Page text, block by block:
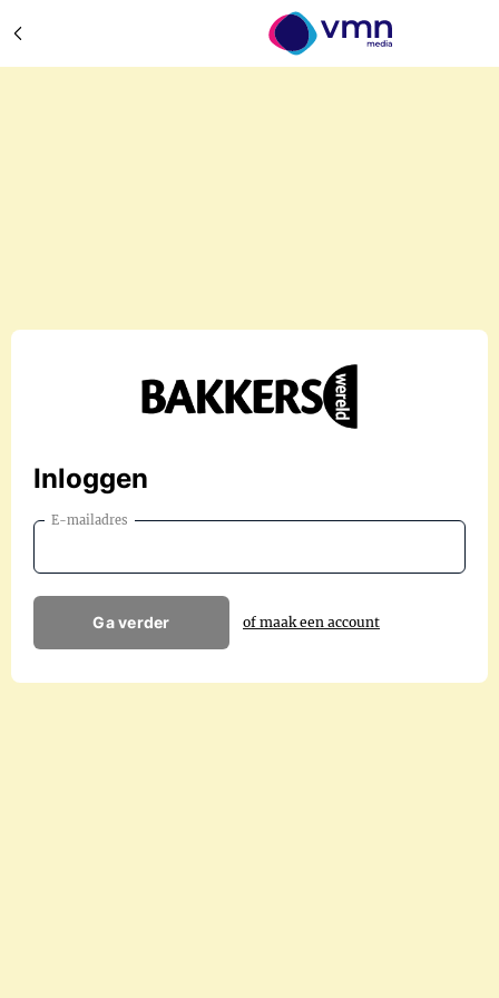
Inloggen
E-mailadres
Ga verder of maak een account